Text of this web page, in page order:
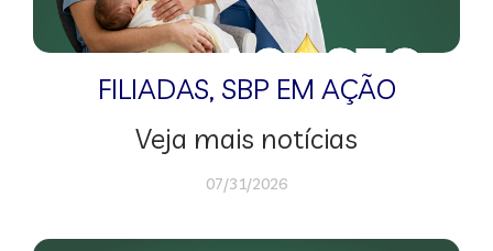
FILIADAS, SBP EM AÇÃO
Veja mais notícias
07/31/2026